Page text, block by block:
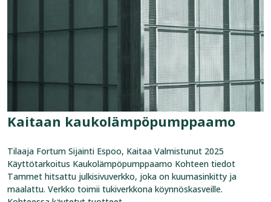
Kaitaan kaukolämpö­pumppaamo
Tilaaja Fortum Sijainti Espoo, Kaitaa Valmistunut 2025
Käyttötarkoitus Kaukolämpöpumppaamo Kohteen tiedot
Tammet hitsattu julkisivuverkko, joka on kuumasinkitty ja
maalattu. Verkko toimii tukiverkkona köynnöskasveille.